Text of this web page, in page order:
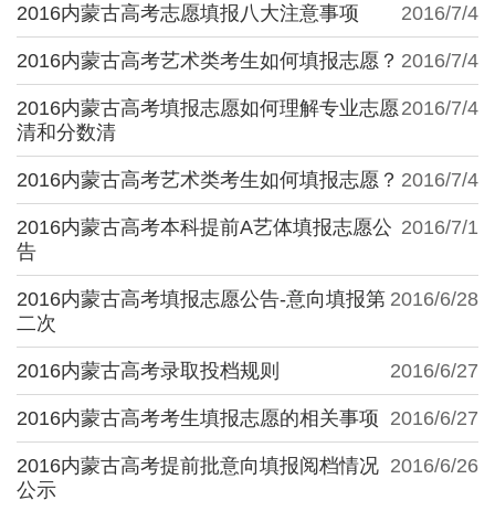
2016/7/4
2016内蒙古高考志愿填报八大注意事项
2016/7/4
2016内蒙古高考艺术类考生如何填报志愿？
2016/7/4
2016内蒙古高考填报志愿如何理解专业志愿
清和分数清
2016/7/4
2016内蒙古高考艺术类考生如何填报志愿？
2016/7/1
2016内蒙古高考本科提前A艺体填报志愿公
告
2016/6/28
2016内蒙古高考填报志愿公告-意向填报第
二次
2016/6/27
2016内蒙古高考录取投档规则
2016/6/27
2016内蒙古高考考生填报志愿的相关事项
2016/6/26
2016内蒙古高考提前批意向填报阅档情况
公示